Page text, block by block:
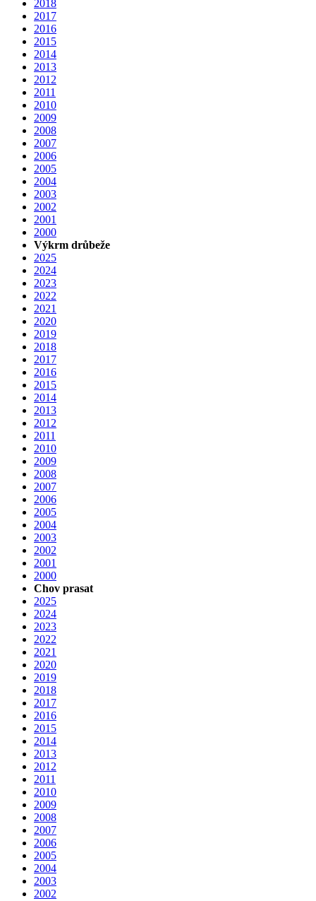
2018
2017
2016
2015
2014
2013
2012
2011
2010
2009
2008
2007
2006
2005
2004
2003
2002
2001
2000
Výkrm drůbeže
2025
2024
2023
2022
2021
2020
2019
2018
2017
2016
2015
2014
2013
2012
2011
2010
2009
2008
2007
2006
2005
2004
2003
2002
2001
2000
Chov prasat
2025
2024
2023
2022
2021
2020
2019
2018
2017
2016
2015
2014
2013
2012
2011
2010
2009
2008
2007
2006
2005
2004
2003
2002